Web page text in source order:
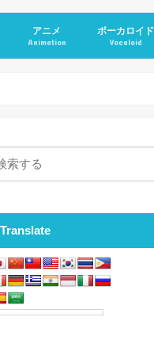
アニメ
Animation
ボーカロイド
Vocaloid
Translate